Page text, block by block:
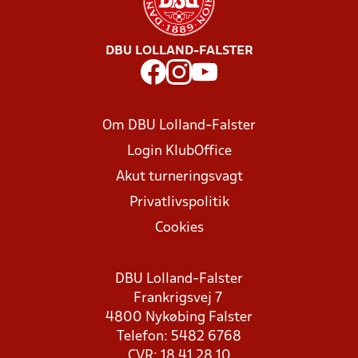
DBU LOLLAND-FALSTER
Om DBU Lolland-Falster
Login KlubOffice
Akut turneringsvagt
Privatlivspolitik
Cookies
DBU Lolland-Falster
Frankrigsvej 7
4800 Nykøbing Falster
Telefon: 5482 6768